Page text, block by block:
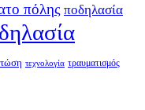
πόλης ποδηλασία
τεχνολογία τραυματισμός